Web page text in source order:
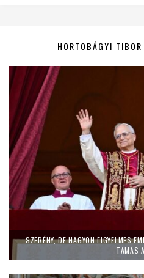
HORTOBÁGYI
SZERÉNY, DE NAGYON FIGYELMES
TAMÁS